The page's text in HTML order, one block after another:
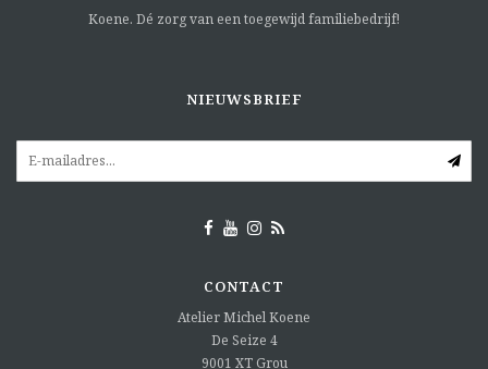
Koene. Dé zorg van een toegewijd familiebedrijf!
NIEUWSBRIEF
CONTACT
Atelier Michel Koene
De Seize 4
9001 XT Grou